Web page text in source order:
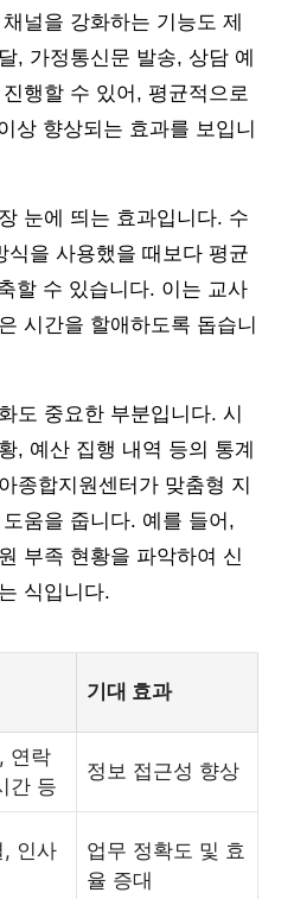
널을 강화하는 기능도 제
, 가정통신문 발송, 상담 예
행할 수 있어, 평균적으로
상 향상되는 효과를 보입니
눈에 띄는 효과입니다. 수
식을 사용했을 때보다 평균
할 수 있습니다. 이는 교사
시간을 할애하도록 돕습니
도 중요한 부분입니다. 시
, 예산 집행 내역 등의 통계
종합지원센터가 맞춤형 지
움을 줍니다. 예를 들어,
부족 현황을 파악하여 신
식입니다.
기대 효과
연락
간 등
정보 접근성 향상
, 인사
업무 정확도 및 효
율 증대